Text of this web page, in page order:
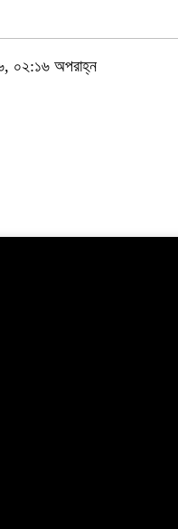
০২:১৬ অপরাহ্ন